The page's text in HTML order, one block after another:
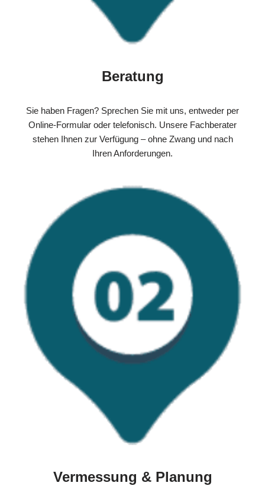
Beratung
Sie haben Fragen? Sprechen Sie mit uns, entweder per
Online-Formular oder telefonisch. Unsere Fachberater
stehen Ihnen zur Verfügung – ohne Zwang und nach
Ihren Anforderungen.
Vermessung & Planung